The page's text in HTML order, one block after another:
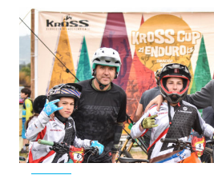
mejor […]